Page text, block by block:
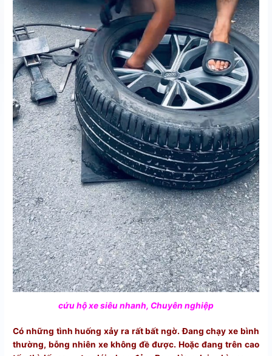
cứu hộ xe siêu nhanh, Chuyên nghiệp
Có những tình huống xảy ra rất bất ngờ. Đang chạy xe bình
thường, bỗng nhiên xe không đề được. Hoặc đang trên cao